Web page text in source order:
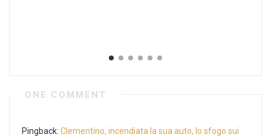
ONE COMMENT
Pingback: Clementino, incendiata la sua auto, lo sfogo sui